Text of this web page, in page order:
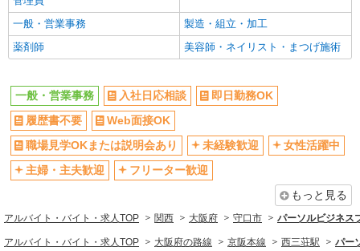
社
公的機関
残業ほぼなし
転勤なし
登録制
交通費支給
社会保険あり
研修制度あり
資格取得支援制度あり
同じ職種から求人を探す
オフィスワーク・事務
同じ特徴から求人を探す
未経験歓迎 ミドル（40代～）活躍中
一般・営業事務
製造・組立・加工
薬剤師
美容師・ネイリスト・まつげ施術
一般・営業事務 入社日応相談
即日勤務OK
履歴書不要
Web面接OK
職場見学OKまたは説明会あり
未経験歓迎
女性活躍中
主婦・主夫歓迎
フリーター歓迎
もっと見る
アルバイト・バイト・求人TOP 関西 大阪府 守口市 パーソルビジネス
アルバイト・バイト・求人TOP 大阪府の路線 京阪本線 西三荘駅 パー